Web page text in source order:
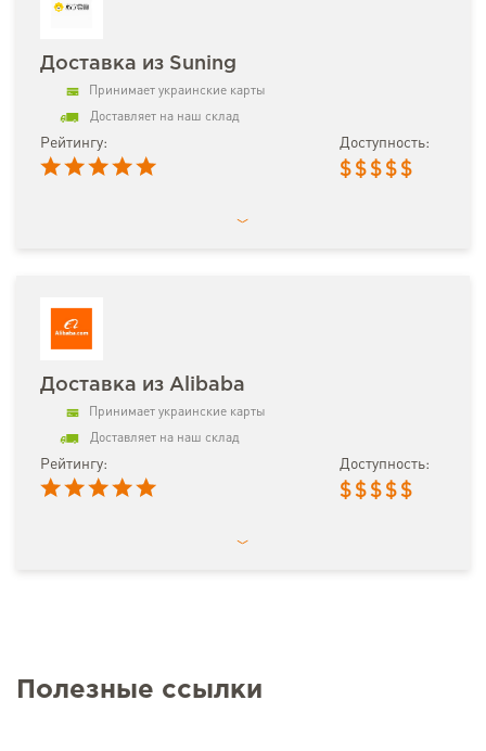
Доставка из Suning
Принимает украинские карты
Доставляет на наш склад
Рейтингу: Доступность:
$ $ $ $ $
Доставка из Alibaba
Принимает украинские карты
Доставляет на наш склад
Рейтингу: Доступность:
$ $ $ $ $
Полезные ссылки